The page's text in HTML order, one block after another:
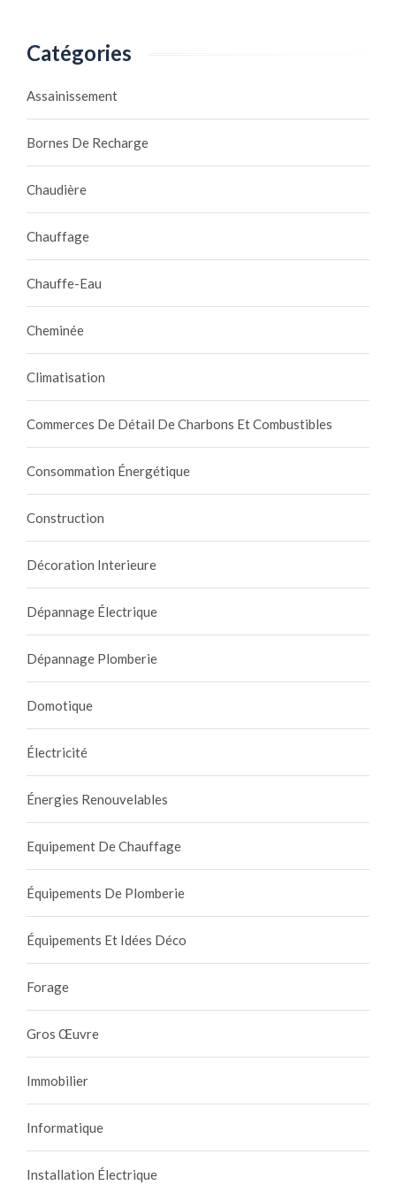
Catégories
Assainissement
Bornes De Recharge
Chaudière
Chauffage
Chauffe-Eau
Cheminée
Climatisation
Commerces De Détail De Charbons Et Combustibles
Consommation Énergétique
Construction
Décoration Interieure
Dépannage Électrique
Dépannage Plomberie
Domotique
Électricité
Énergies Renouvelables
Equipement De Chauffage
Équipements De Plomberie
Équipements Et Idées Déco
Forage
Gros Œuvre
Immobilier
Informatique
Installation Électrique